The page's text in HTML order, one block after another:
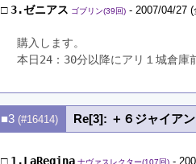
□3.ゼニアス ゴブリン(39回) - 2007/04/27
購入します。
本日24：30分以降にアリ１城倉庫
■3 (#16414) Re[3]: ＋６ジャイア
□ 1.LaRegina ナヴァスレクター(107回) -